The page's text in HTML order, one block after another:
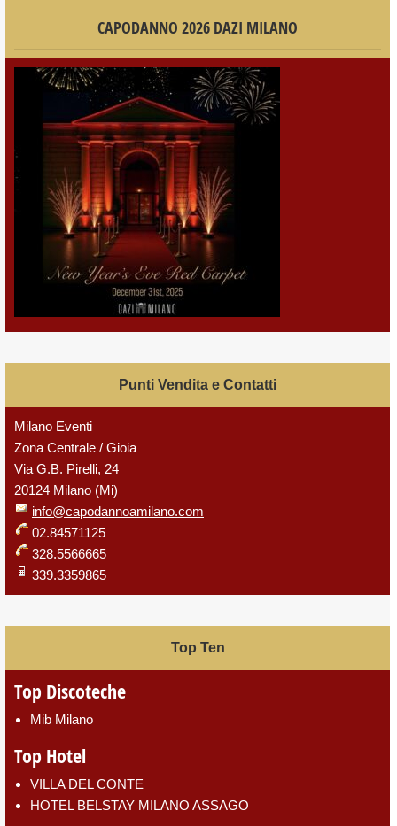
CAPODANNO 2026 DAZI MILANO
Punti Vendita e Contatti
Milano Eventi
Zona Centrale / Gioia
Via G.B. Pirelli, 24
20124 Milano (Mi)
info@capodannoamilano.com
02.84571125
328.5566665
339.3359865
Top Ten
Top Discoteche
Mib Milano
Top Hotel
VILLA DEL CONTE
HOTEL BELSTAY MILANO ASSAGO